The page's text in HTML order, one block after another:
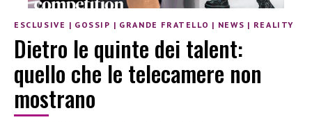
ESCLUSIVE | GOSSIP | GRANDE FRATELLO | NEWS | REALITY
Dietro le quinte dei talent:
quello che le telecamere non
mostrano